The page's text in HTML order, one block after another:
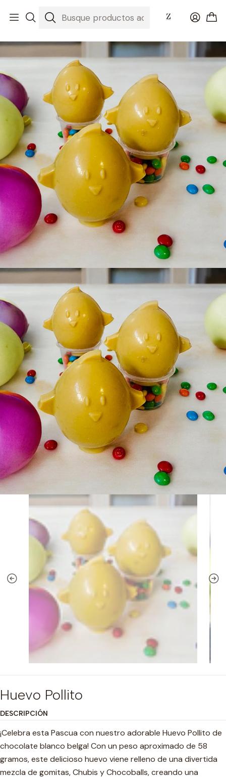
Inicio
Huevo Pollito
DESCRIPCIÓN
¡Celebra esta Pascua con nuestro adorable Huevo Pollito de
chocolate blanco belga! Con un peso aproximado de 58
gramos, este delicioso huevo viene relleno de una divertida
mezcla de gomitas, Chubis y Chocoballs, creando una